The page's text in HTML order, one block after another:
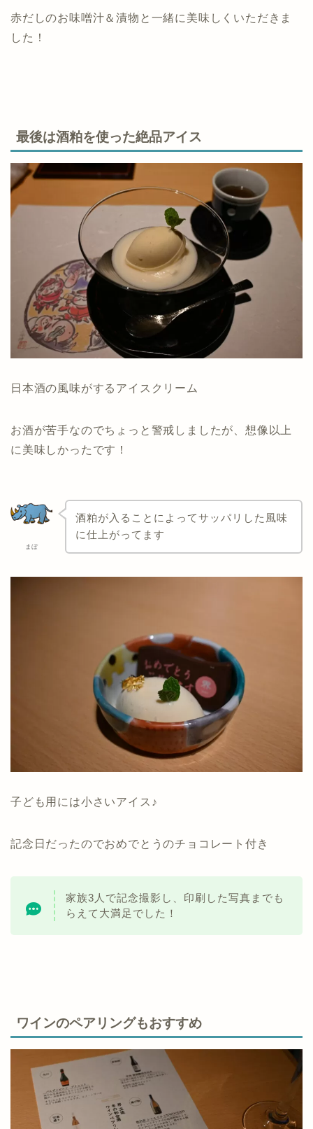
赤だしのお味噌汁＆漬物と一緒に美味しくいただきま
した！
最後は酒粕を使った絶品アイス
日本酒の風味がするアイスクリーム
お酒が苦手なのでちょっと警戒しましたが、想像以上
に美味しかったです！
まぼ
酒粕が入ることによってサッパリした風味
に仕上がってます
子ども用には小さいアイス♪
記念日だったのでおめでとうのチョコレート付き
家族3人で記念撮影し、印刷した写真までも
らえて大満足でした！
ワインのペアリングもおすすめ